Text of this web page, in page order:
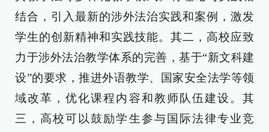
结合，引入最新的涉外法治实践和案例，激发
学生的创新精神和实践技能。其二，高校应致
力于涉外法治教学体系的完善，基于“新文科建
设”的要求，推进外语教学、国家安全法学等领
域改革，优化课程内容和教师队伍建设。其
三，高校可以鼓励学生参与国际法律专业竞